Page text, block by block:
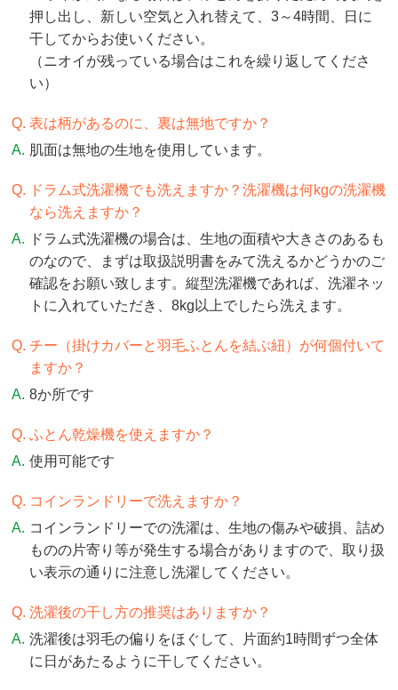
押し出し、新しい空気と入れ替えて、3～4時間、日に
干してからお使いください。
（ニオイが残っている場合はこれを繰り返してくださ
い）
表は柄があるのに、裏は無地ですか？
肌面は無地の生地を使用しています。
ドラム式洗濯機でも洗えますか？洗濯機は何kgの洗濯機
なら洗えますか？
ドラム式洗濯機の場合は、生地の面積や大きさのあるも
のなので、まずは取扱説明書をみて洗えるかどうかのご
確認をお願い致します。縦型洗濯機であれば、洗濯ネッ
トに入れていただき、8kg以上でしたら洗えます。
チー（掛けカバーと羽毛ふとんを結ぶ紐）が何個付いて
ますか？
8か所です
ふとん乾燥機を使えますか？
使用可能です
コインランドリーで洗えますか？
コインランドリーでの洗濯は、生地の傷みや破損、詰め
ものの片寄り等が発生する場合がありますので、取り扱
い表示の通りに注意し洗濯してください。
洗濯後の干し方の推奨はありますか？
洗濯後は羽毛の偏りをほぐして、片面約1時間ずつ全体
に日があたるように干してください。